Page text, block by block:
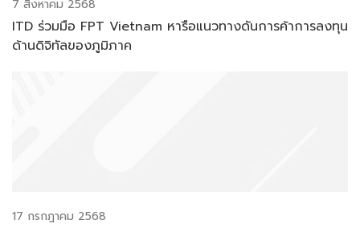
7 สิงหาคม 2568
ITD ร่วมมือ FPT Vietnam หารือแนวทางดันการค้าการลงทุน
ด้านดิจิทัลของภูมิภาค
17 กรกฎาคม 2568